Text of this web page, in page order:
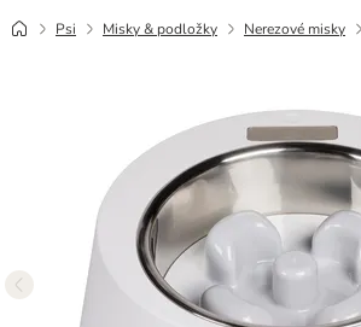
Psi Misky & podložky Nerezové misky